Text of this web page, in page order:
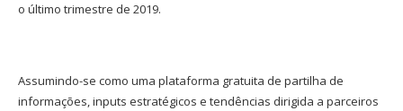
o último trimestre de 2019.
Assumindo-se como uma plataforma gratuita de partilha de
informações, inputs estratégicos e tendências dirigida a parceiros